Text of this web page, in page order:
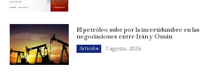
El petróleo sube por la incertidumbre en las
negociaciones entre Irán y Omán
Artículos 7 agosto, 2026